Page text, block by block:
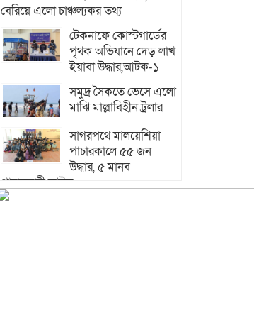
বেরিয়ে এলো চাঞ্চল্যকর তথ্য
টেকনাফে কোস্টগার্ডের
পৃথক অভিযানে দেড় লাখ
ইয়াবা উদ্ধার,আটক-১
সমুদ্র সৈকতে ভেসে এলো
মাঝি মাল্লাবিহীন ট্রলার
সাগরপথে মালয়েশিয়া
পাচারকালে ৫৫ জন
উদ্ধার, ৫ মানব
পাচারকারী আটক